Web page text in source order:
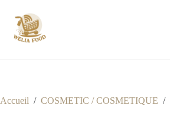
contenu
Accueil / COSMETIC / COSMETIQUE /